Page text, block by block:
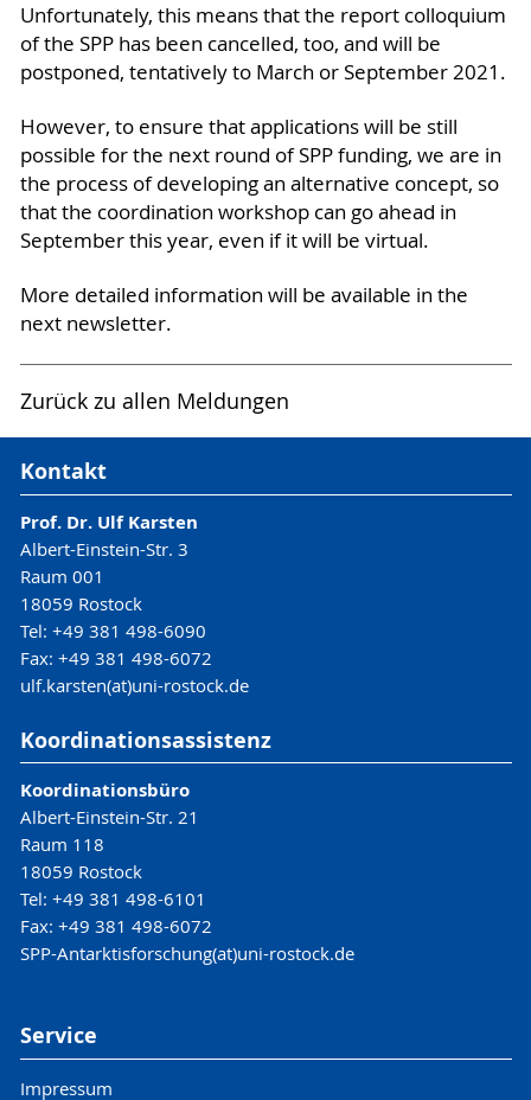
Unfortunately, this means that the report colloquium
of the SPP has been cancelled, too, and will be
postponed, tentatively to March or September 2021.
However, to ensure that applications will be still
possible for the next round of SPP funding, we are in
the process of developing an alternative concept, so
that the coordination workshop can go ahead in
September this year, even if it will be virtual.
More detailed information will be available in the
next newsletter.
Zurück zu allen Meldungen
Kontakt
Prof. Dr. Ulf Karsten
Albert-Einstein-Str. 3
Raum 001
18059 Rostock
Tel: +49 381 498-6090
Fax: +49 381 498-6072
ulf.karsten(at)uni-rostock.de
Koordinationsassistenz
Koordinationsbüro
Albert-Einstein-Str. 21
Raum 118
18059 Rostock
Tel: +49 381 498-6101
Fax: +49 381 498-6072
SPP-Antarktisforschung(at)uni-rostock.de
Service
Impressum